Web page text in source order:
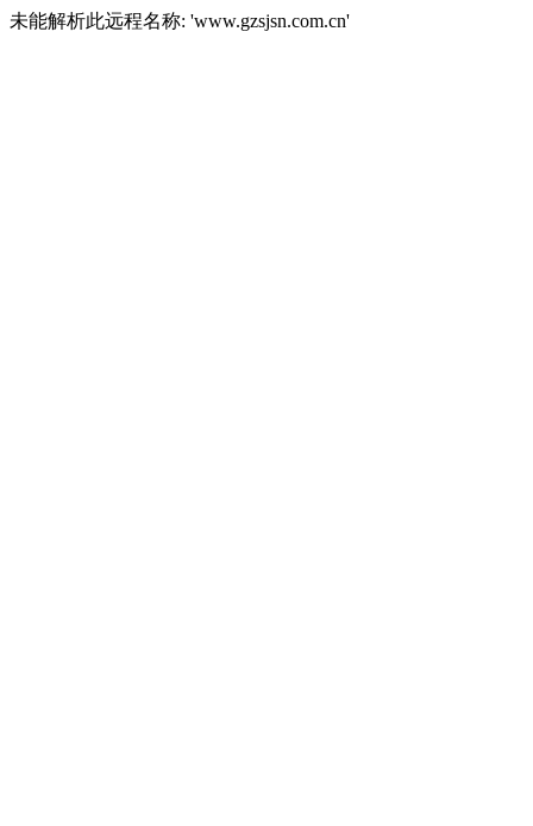
未能解析此远程名称: 'www.gzsjsn.com.cn'